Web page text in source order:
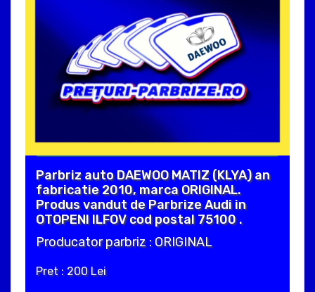
Parbriz auto DAEWOO MATIZ (KLYA) an
fabricatie 2010, marca ORIGINAL.
Produs vandut de Parbrize Audi in
OTOPENI ILFOV cod postal 75100 .
Producator parbriz : ORIGINAL
Pret : 200 Lei